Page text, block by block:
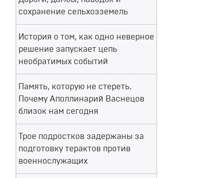
сохранение сельхозземель
История о том, как одно неверное
решение запускает цепь
необратимых событий
Память, которую не стереть.
Почему Аполлинарий Васнецов
близок нам сегодня
Трое подростков задержаны за
подготовку терактов против
военнослужащих